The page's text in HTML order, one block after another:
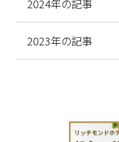
2024年の記事
2023年の記事